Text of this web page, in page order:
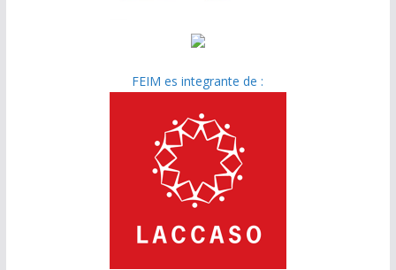
FEIM es integrante de :